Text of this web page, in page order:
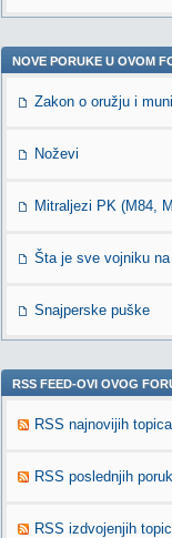
NOVE PORUKE U OVOM
Zakon o oružju i
Noževi
Mitraljezi PK (M84,
Šta je sve vojniku
Snajperske puške
RSS FEED-OVI OVOG
RSS najnovijih topica
RSS poslednjih
RSS izdvojenjih